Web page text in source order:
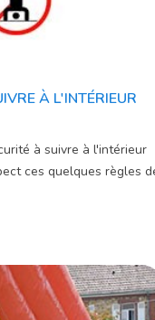
À L'INTÉRIEUR
à suivre à l'intérieur
ces quelques règles